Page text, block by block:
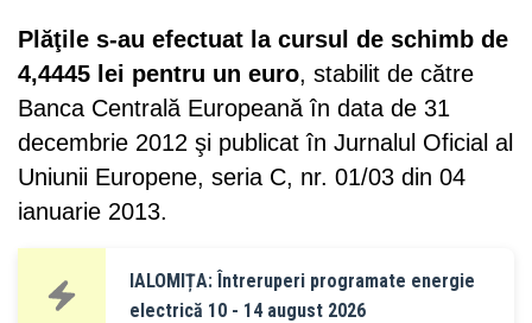
Plăţile s-au efectuat la cursul de schimb de
4,4445 lei pentru un euro, stabilit de către
Banca Centrală Europeană în data de 31
decembrie 2012 şi publicat în Jurnalul Oficial al
Uniunii Europene, seria C, nr. 01/03 din 04
ianuarie 2013.
IALOMIȚA: Întreruperi programate energie
electrică 10 - 14 august 2026